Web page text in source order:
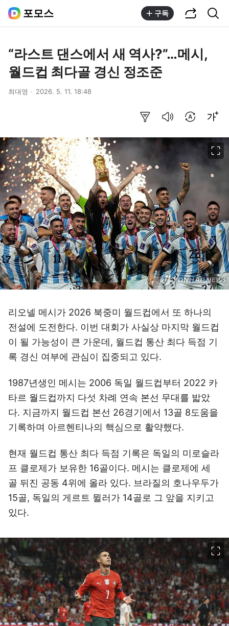
포모스 구독
“라스트 댄스에서 새 역사?”…메시,
월드컵 최다골 경신 정조준
최대영 2026. 5. 11. 18:48
리오넬 메시가 2026 북중미 월드컵에서 또 하나의
전설에 도전한다. 이번 대회가 사실상 마지막 월드컵
이 될 가능성이 큰 가운데, 월드컵 통산 최다 득점 기
록 경신 여부에 관심이 집중되고 있다.
1987년생인 메시는 2006 독일 월드컵부터 2022 카
타르 월드컵까지 다섯 차례 연속 본선 무대를 밟았
다. 지금까지 월드컵 본선 26경기에서 13골 8도움을
기록하며 아르헨티나의 핵심으로 활약했다.
현재 월드컵 통산 최다 득점 기록은 독일의 미로슬라
프 클로제가 보유한 16골이다. 메시는 클로제에 세
골 뒤진 공동 4위에 올라 있다. 브라질의 호나우두가
15골, 독일의 게르트 뮐러가 14골로 그 앞을 지키고
있다.